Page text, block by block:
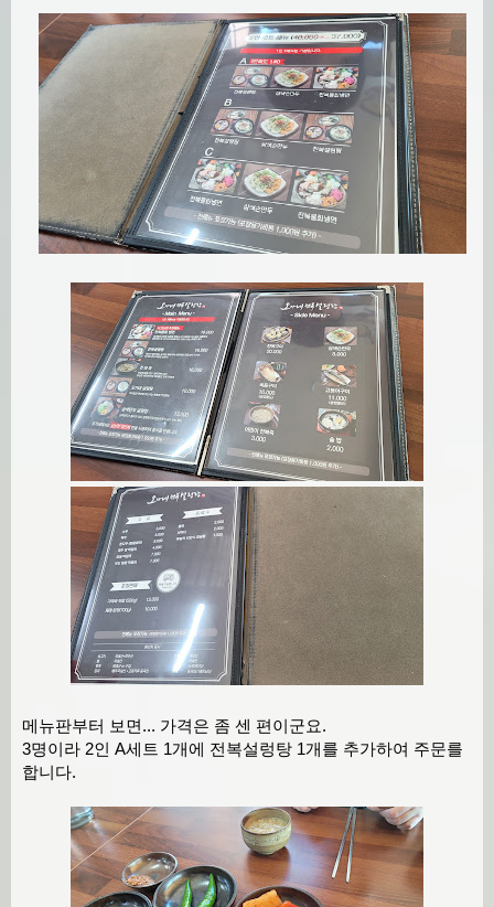
메뉴판부터 보면... 가격은 좀 센 편이군요.
3명이라 2인 A세트 1개에 전복설렁탕 1개를 추가하여 주문를
합니다.